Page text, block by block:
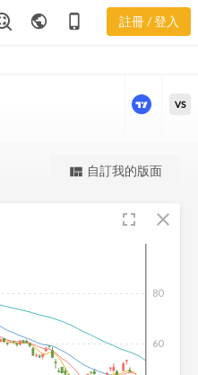
public phone_iphone 註冊 / 登入
更強大的進階價量圖表
VS
view_quilt 自訂我的版面
fullscreen close
60
80